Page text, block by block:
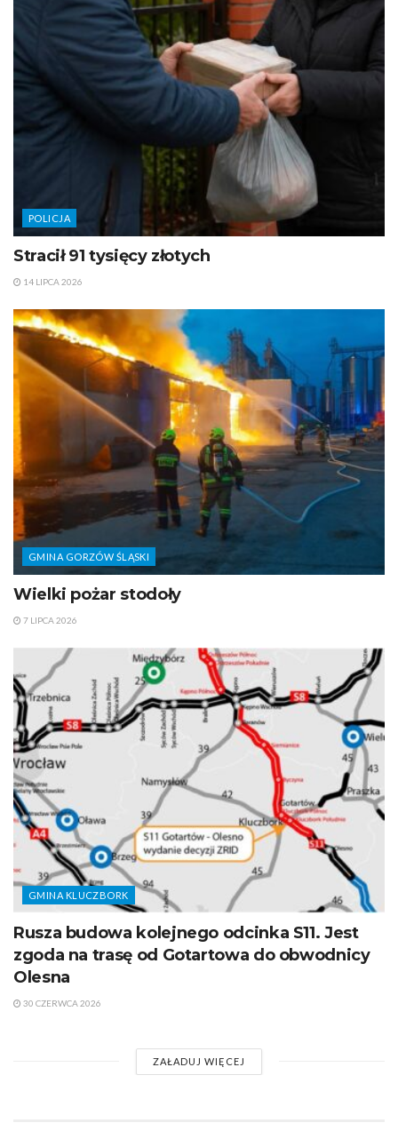
POLICJA
Stracił 91 tysięcy złotych
14 LIPCA 2026
GMINA GORZÓW ŚLĄSKI
Wielki pożar stodoły
7 LIPCA 2026
GMINA KLUCZBORK
Rusza budowa kolejnego odcinka S11. Jest
zgoda na trasę od Gotartowa do obwodnicy
Olesna
30 CZERWCA 2026
ZAŁADUJ WIĘCEJ